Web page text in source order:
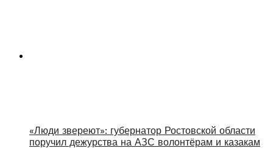
«Люди звереют»: губернатор Ростовской области
поручил дежурства на АЗС волонтёрам и казакам